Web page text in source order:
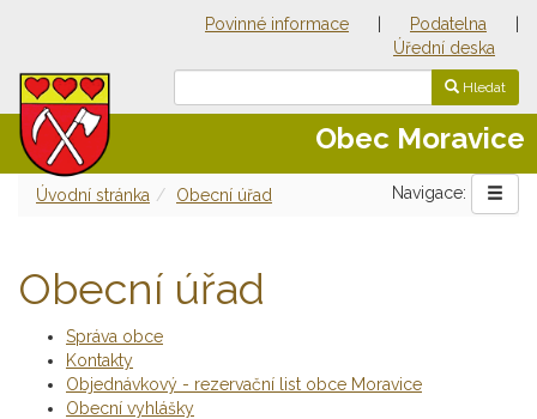
Povinné informace Podatelna
Úřední deska
Hledat
Obec Moravice
Navigace:
Úvodní stránka Obecní úřad
Obecní úřad
Správa obce
Kontakty
Objednávkový - rezervační list obce Moravice
Obecní vyhlášky